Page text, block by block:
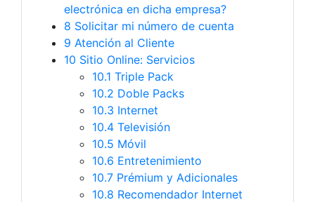
electrónica en dicha empresa?
8 Solicitar mi número de cuenta
9 Atención al Cliente
10 Sitio Online: Servicios
10.1 Triple Pack
10.2 Doble Packs
10.3 Internet
10.4 Televisión
10.5 Móvil
10.6 Entretenimiento
10.7 Prémium y Adicionales
10.8 Recomendador Internet